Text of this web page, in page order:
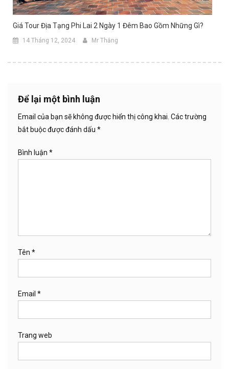
Giá Tour Địa Tạng Phi Lai 2 Ngày 1 Đêm Bao Gồm Những Gì?
14 Tháng 12, 2024 Mr Thắng
Để lại một bình luận
Email của bạn sẽ không được hiển thị công khai. Các trường
bắt buộc được đánh dấu *
Bình luận *
Tên *
Email *
Trang web